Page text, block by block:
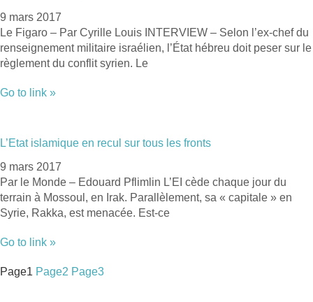
9 mars 2017
Le Figaro – Par Cyrille Louis INTERVIEW – Selon l’ex-chef du
renseignement militaire israélien, l’État hébreu doit peser sur le
règlement du conflit syrien. Le
Go to link »
L’Etat islamique en recul sur tous les fronts
9 mars 2017
Par le Monde – Edouard Pflimlin L’EI cède chaque jour du
terrain à Mossoul, en Irak. Parallèlement, sa « capitale » en
Syrie, Rakka, est menacée. Est-ce
Go to link »
Page1 Page2 Page3